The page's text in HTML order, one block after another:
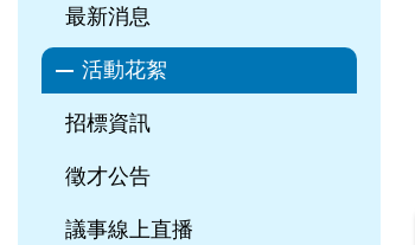
最新消息
活動花絮
招標資訊
徵才公告
議事線上直播